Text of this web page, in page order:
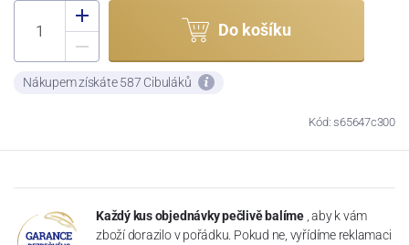
Do košíku
Nákupem získáte 587 Cibuláků
Kód: s65647c300
Každý kus objednávky pečlivě balíme , aby k vám
zboží dorazilo v pořádku. Pokud ne, vyřídíme reklamaci